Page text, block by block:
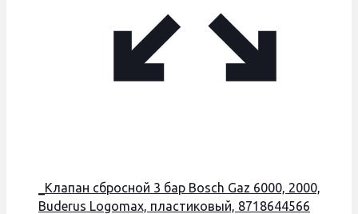
_Клапан сбросной 3 бар Bosch Gaz 6000, 2000,
Buderus Logomax, пластиковый, 8718644566